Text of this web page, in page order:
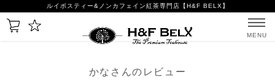
ルイボスティー&ノンカフェイン紅茶専門店【H&F BELX】
MENU
かなさんのレビュー